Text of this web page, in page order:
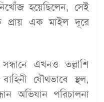
হয়েছিলেন, সেই
প্রায় এক মাইল দূরে
এখনও তল্লাশি
যৌথভাবে স্থল,
অভিযান পরিচালনা